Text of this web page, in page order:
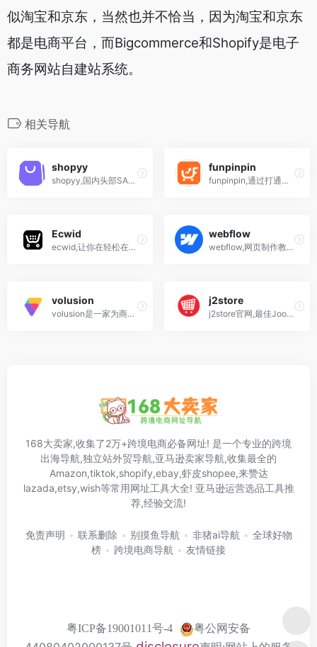
似淘宝和京东，当然也并不恰当，因为淘宝和京东
都是电商平台，而Bigcommerce和Shopify是电子
商务网站自建站系统。
相关导航
shopyy
shopyy,国内头部SAAS建站公司,高转化率,高性价比,适合中国跨境卖家的品牌独立站建站工具,15天免费试用!
funpinpin
funpinpin,通过打通独立站生态圈,FunPinPin为中国卖家提供从建站到营销的一站式解决方案;FunPinPin把优秀的中国产品和服务带到全球,成就卖家的跨境事业
Ecwid
ecwid,让你在轻松在网站以及Facebook,instagram,Tumblr等社交媒体上添加店铺
webflow
webflow,网页制作教程 中文,国内能用吗
volusion
volusion是一家为商户在线创建端对端电子商务商店的服务平台
j2store
j2store官网,最佳Joomla购物车和电子商务插件
168大卖家,收集了2万+跨境电商必备网址! 是一个专业的跨境
出海导航,独立站外贸导航,亚马逊卖家导航,收集最全的
Amazon,tiktok,shopify,ebay,虾皮shopee,来赞达
lazada,etsy,wish等常用网址工具大全! 亚马逊运营选品工具推
荐,经验交流!
免责声明 联系删除 别摸鱼导航 非猪ai导航
全球好物
榜
跨境电商导航 友情链接
粤ICP备19001011号-4
粤公网安备